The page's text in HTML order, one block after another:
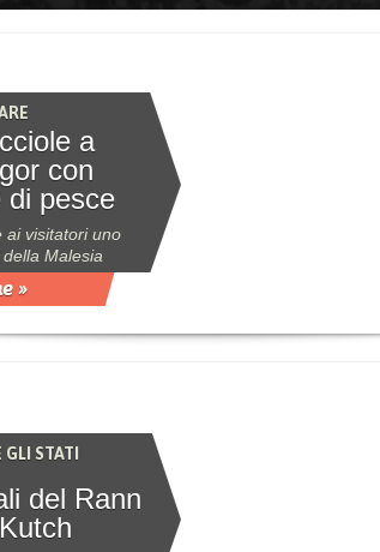
a
con
di pesce
ai visitatori uno
Malesia
»
STATI
del Rann